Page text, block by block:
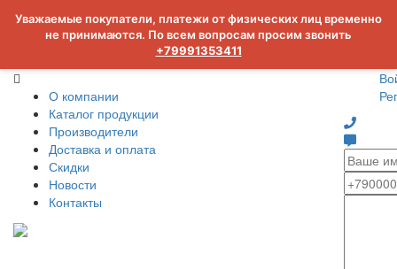
Уважаемые покупатели, платежи от физических лиц временно
не принимаются. По всем вопросам просим звонить
+79991353411
О компании
Каталог продукции
Производители
Доставка и оплата
Скидки
Новости
Контакты